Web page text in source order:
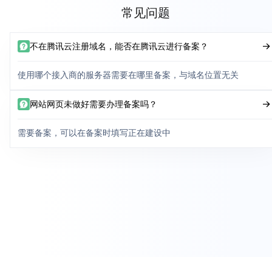
常见问题
不在腾讯云注册域名，能否在腾讯云进行备案？
使用哪个接入商的服务器需要在哪里备案，与域名位置无关
网站网页未做好需要办理备案吗？
需要备案，可以在备案时填写正在建设中